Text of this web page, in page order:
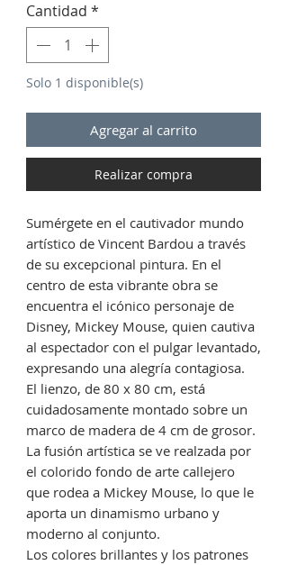
Cantidad *
Solo 1 disponible(s)
Agregar al carrito
Realizar compra
Sumérgete en el cautivador mundo
artístico de Vincent Bardou a través
de su excepcional pintura. En el
centro de esta vibrante obra se
encuentra el icónico personaje de
Disney, Mickey Mouse, quien cautiva
al espectador con el pulgar levantado,
expresando una alegría contagiosa.
El lienzo, de 80 x 80 cm, está
cuidadosamente montado sobre un
marco de madera de 4 cm de grosor.
La fusión artística se ve realzada por
el colorido fondo de arte callejero
que rodea a Mickey Mouse, lo que le
aporta un dinamismo urbano y
moderno al conjunto.
Los colores brillantes y los patrones